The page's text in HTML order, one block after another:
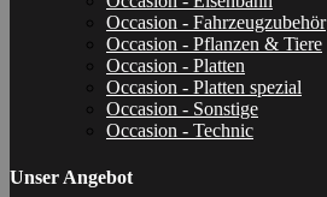
Occasion - Fahrzeugzubehör
Occasion - Pflanzen & Tiere
Occasion - Platten
Occasion - Platten spezial
Occasion - Sonstige
Occasion - Technic
Unser Angebot